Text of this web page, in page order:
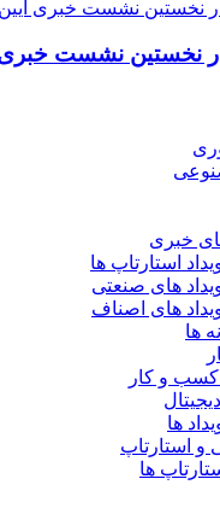
نخستین نشست
خبری
استارتاپ ها
های صنعتی
های اصناف
ها
کسب و کار
ها
و استارتاپ
ها